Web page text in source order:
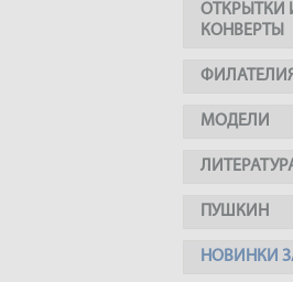
ОТКРЫТКИ
КОНВЕРТЫ
МОДЕЛИ
ПУШКИН
НОВИНКИ